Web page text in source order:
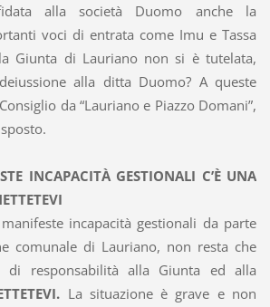
alla società Duomo anche la
voci di entrata come Imu e Tassa
Giunta di Lauriano non si è tutelata,
alla ditta Duomo? A queste
da “Lauriano e Piazzo Domani”,
INCAPACITÀ GESTIONALI C’È UNA
incapacità gestionali da parte
comunale di Lauriano, non resta che
di responsabilità alla Giunta ed alla
La situazione è grave e non